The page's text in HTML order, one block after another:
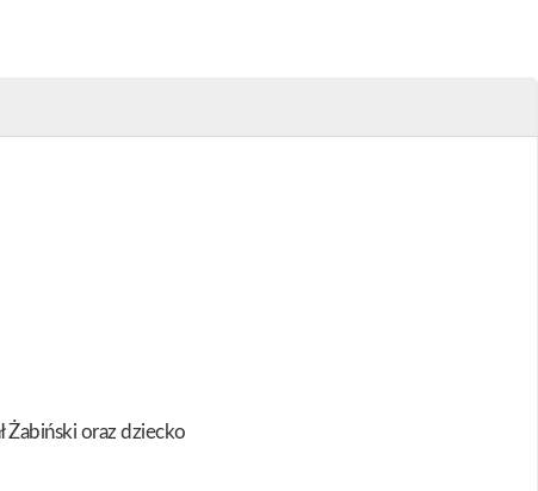
Żabiński oraz dziecko